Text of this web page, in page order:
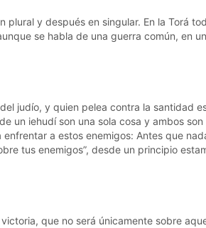
y después en singular. En la Torá
se habla de una guerra común, en
judío, y quien pelea contra la santidad
un iehudí son una sola cosa y ambos
a estos enemigos: Antes que
tus enemigos”, desde un principio
que no será únicamente sobre